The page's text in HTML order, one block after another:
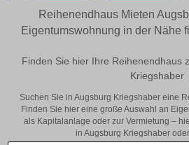
Reihenendhaus Mieten
Eigentumswohnung in der Nähe
Finden Sie hier Ihre Reihenendhaus
Kriegshaber
Suchen Sie in Augsburg Kriegshaber eine
Finden Sie hier eine große Auswahl an
als Kapitalanlage oder zur Vermietung –
in Augsburg Kriegshaber